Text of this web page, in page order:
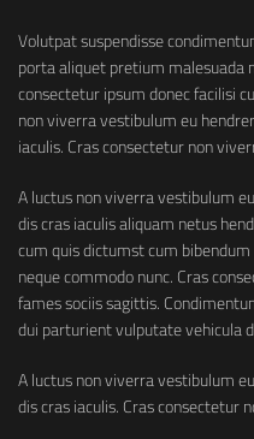
Volutpat suspendisse
porta aliquet pretium malesuada
consectetur ipsum donec facilisi
non viverra vestibulum eu
iaculis. Cras consectetur non
A luctus non viverra vestibulum
dis cras iaculis aliquam netus
cum quis dictumst cum
neque commodo nunc. Cras
fames sociis sagittis.
dui parturient vulputate vehicula
A luctus non viverra vestibulum
dis cras iaculis. Cras consectetur